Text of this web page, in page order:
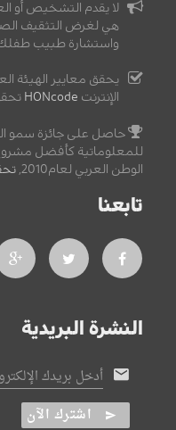
لا يقدم التشخيص أو
هي لغرض التثقيف
واستشارة طبيب
يحقق معايير الهيئة
الإنترنت HONcode
حاصل على جائزة سمو
للمعلوماتية كأفضل
الوطن العربي لعام2010,
تابعنا
النشرة البريدية
أدخل بريدك
اشترك الآن